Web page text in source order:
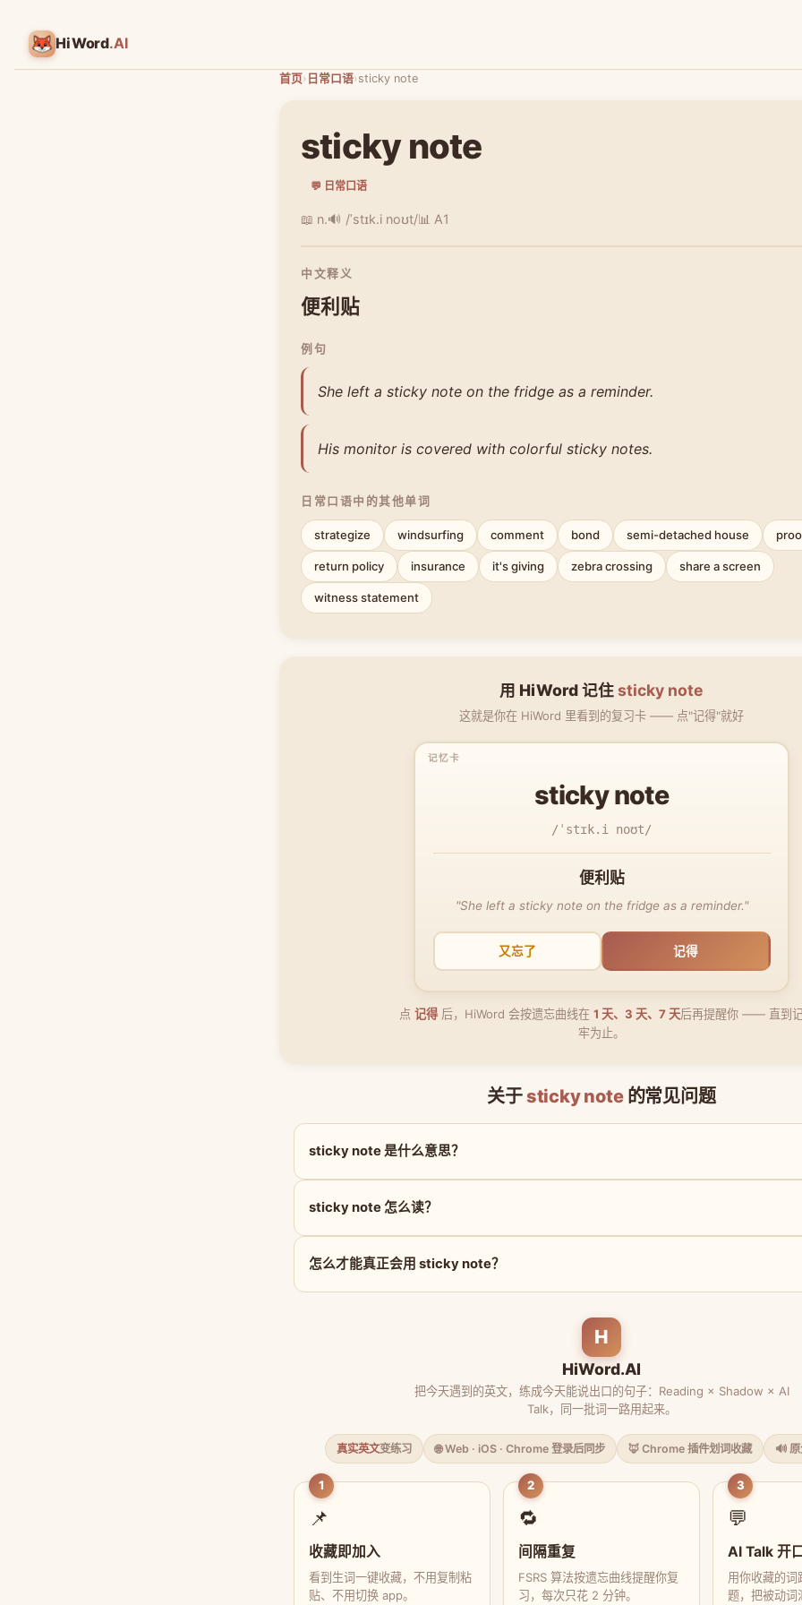
HiWord.AI
首页› 日常口语›sticky note
sticky note
💬 日常口语
📖 n.🔊 /ˈstɪk.i noʊt/📊 A1
中文释义
便利贴
例句
She left a sticky note on the fridge as a reminder.
His monitor is covered with colorful sticky notes.
日常口语中的其他单词
strategize windsurfing comment bond semi-detached house
return policy insurance it's giving zebra crossing share a screen
witness statement
用 HiWord 记住sticky note
这就是你在 HiWord 里看到的复习卡 —— 点"记得"就好
sticky note
/ˈstɪk.i noʊt/
便利贴
"She left a sticky note on the fridge as a reminder."
又忘了 记得
点 记得 后，HiWord 会按遗忘曲线在 1 天、3 天、7 天后再提醒你 —— 直到
牢为止。
关于 sticky note的常见问题
sticky note 是什么意思？
sticky note 怎么读？
怎么才能真正会用 sticky note？
H
HiWord.AI
把今天遇到的英文，练成今天能说出口的句子：Reading × Shadow × AI
Talk，同一批词一路用起来。
真实英文变练习 🌐 Web · iOS · Chrome 登录后同步 🦊 Chrome 插件划词收藏 🔊
1
📌
收藏即加入
看到生词一键收藏，不用复制粘
贴、不用切换 app。
2
🔁
间隔重复
FSRS 算法按遗忘曲线提醒你复
习，每次只花 2 分钟。
3
💬
AI Talk 开
用你收藏的词
题，把被动词